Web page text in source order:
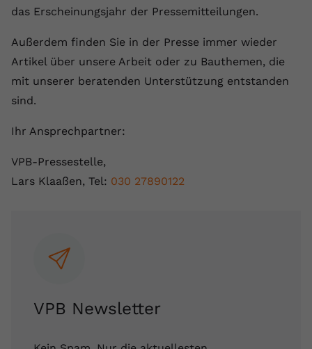
VPB Newsletter
das Erscheinungsjahr der Pressemitteilungen.
Außerdem finden Sie in der Presse immer wieder
Artikel über unsere Arbeit oder zu Bauthemen, die
mit unserer beratenden Unterstützung entstanden
sind.
Ihr Ansprechpartner:
VPB-Pressestelle,
Lars Klaaßen, Tel: 030 27890122